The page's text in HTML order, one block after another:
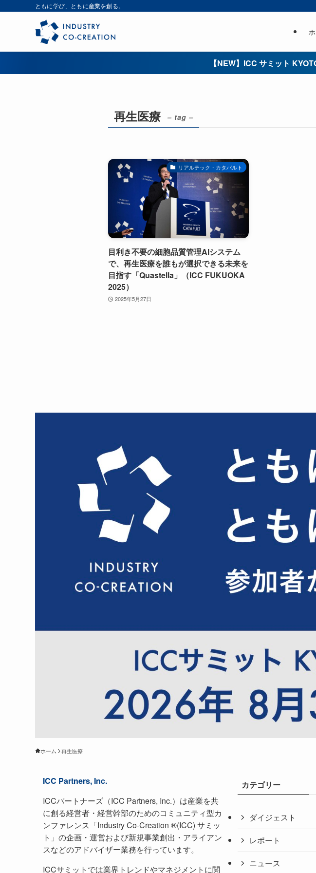
ともに学び、ともに産業を創る。
【NEW】ICC サミット
再生医療 – tag –
リアルテック・カタパルト
目利き不要の細胞品質管理AIシステム
で、再生医療を誰もが選択できる未来を
目指す「Quastella」（ICC FUKUOKA
2025）
2025年5月27日
ホーム 再生医療
ICC Partners, Inc.
ICCパートナーズ（ICC Partners, Inc.）は産業を共
に創る経営者・経営幹部のためのコミュニティ型カ
ンファレンス「Industry Co-Creation ®(ICC) サミッ
ト」の企画・運営および新規事業創出・アライアン
スなどのアドバイザー業務を行っています。
ICCサミットでは業界トレンドやマネジメントに関
カテゴリー
ダイジェスト
レポート
ニュース